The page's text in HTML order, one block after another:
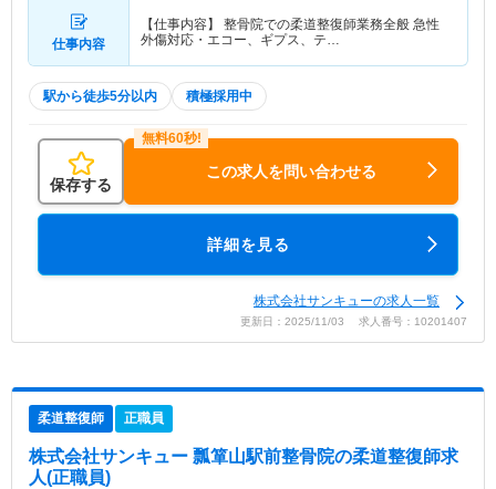
仕事内容
【仕事内容】 整骨院での柔道整復師業務全般 急性
外傷対応・エコー、ギプス、テ…
駅から徒歩5分以内 積極採用中
保存する
この求人を問い合わせる
詳細を見る
株式会社サンキューの求人一覧
更新日：2025/11/03 求人番号：10201407
柔道整復師 正職員
株式会社サンキュー 瓢箪山駅前整骨院の柔道整復師求
人(正職員)